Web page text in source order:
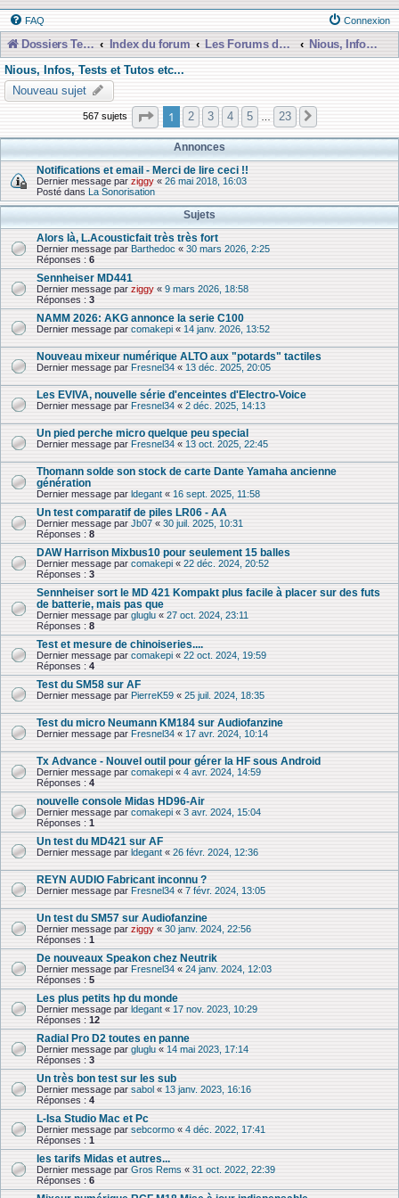
FAQ Connexion
Dossiers Techniques Index du forum Les Forums de Discussions
Nious, Infos, Tests et Tutos etc...
Nious, Infos, Tests et Tutos etc...
Nouveau sujet
567 sujets Page 1sur23
1 2 3 4 5 23
Annonces
Notifications et email - Merci de lire ceci !!
Dernier message par ziggy « 26 mai 2018, 16:03
Posté dans La Sonorisation
Sujets
Alors là, L.Acousticfait très très fort
Dernier message par Barthedoc « 30 mars 2026, 2:25
Réponses : 6
Sennheiser MD441
Dernier message par ziggy « 9 mars 2026, 18:58
Réponses : 3
NAMM 2026: AKG annonce la serie C100
Dernier message par comakepi « 14 janv. 2026, 13:52
Nouveau mixeur numérique ALTO aux "potards" tactiles
Dernier message par Fresnel34 « 13 déc. 2025, 20:05
Les EVIVA, nouvelle série d'enceintes d'Electro-Voice
Dernier message par Fresnel34 « 2 déc. 2025, 14:13
Un pied perche micro quelque peu special
Dernier message par Fresnel34 « 13 oct. 2025, 22:45
Thomann solde son stock de carte Dante Yamaha ancienne
génération
Dernier message par ldegant « 16 sept. 2025, 11:58
Un test comparatif de piles LR06 - AA
Dernier message par Jb07 « 30 juil. 2025, 10:31
Réponses : 8
DAW Harrison Mixbus10 pour seulement 15 balles
Dernier message par comakepi « 22 déc. 2024, 20:52
Réponses : 3
Sennheiser sort le MD 421 Kompakt plus facile à placer sur des futs
de batterie, mais pas que
Dernier message par gluglu « 27 oct. 2024, 23:11
Réponses : 8
Test et mesure de chinoiseries....
Dernier message par comakepi « 22 oct. 2024, 19:59
Réponses : 4
Test du SM58 sur AF
Dernier message par PierreK59 « 25 juil. 2024, 18:35
Test du micro Neumann KM184 sur Audiofanzine
Dernier message par Fresnel34 « 17 avr. 2024, 10:14
Tx Advance - Nouvel outil pour gérer la HF sous Android
Dernier message par comakepi « 4 avr. 2024, 14:59
Réponses : 4
nouvelle console Midas HD96-Air
Dernier message par comakepi « 3 avr. 2024, 15:04
Réponses : 1
Un test du MD421 sur AF
Dernier message par ldegant « 26 févr. 2024, 12:36
REYN AUDIO Fabricant inconnu ?
Dernier message par Fresnel34 « 7 févr. 2024, 13:05
Un test du SM57 sur Audiofanzine
Dernier message par ziggy « 30 janv. 2024, 22:56
Réponses : 1
De nouveaux Speakon chez Neutrik
Dernier message par Fresnel34 « 24 janv. 2024, 12:03
Réponses : 5
Les plus petits hp du monde
Dernier message par ldegant « 17 nov. 2023, 10:29
Réponses : 12
Radial Pro D2 toutes en panne
Dernier message par gluglu « 14 mai 2023, 17:14
Réponses : 3
Un très bon test sur les sub
Dernier message par sabol « 13 janv. 2023, 16:16
Réponses : 4
L-Isa Studio Mac et Pc
Dernier message par sebcormo « 4 déc. 2022, 17:41
Réponses : 1
les tarifs Midas et autres...
Dernier message par Gros Rems « 31 oct. 2022, 22:39
Réponses : 6